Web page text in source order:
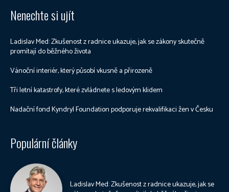
Nenechte si ujít
Ladislav Med: Zkušenost z radnice ukazuje, jak se zákony skutečně
promítají do běžného života
Vánoční interiér, který působí vkusně a přirozeně
Tři letní katastrofy, které zvládnete s ledovým klidem
Nadační fond Kyndryl Foundation podporuje rekvalifikaci žen v Česku
Populární články
Ladislav Med: Zkušenost z radnice ukazuje, jak se